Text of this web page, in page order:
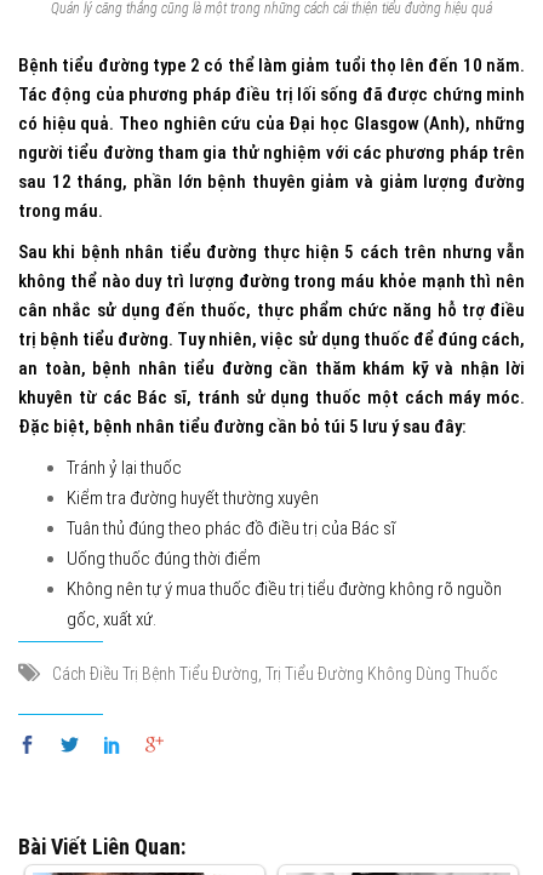
Quản lý căng thẳng cũng là một trong những cách cải thiện tiểu đường hiệu quả
Bệnh tiểu đường type 2 có thể làm giảm tuổi thọ lên đến 10 năm.
Tác động của phương pháp điều trị lối sống đã được chứng minh
có hiệu quả. Theo nghiên cứu của Đại học Glasgow (Anh), những
người tiểu đường tham gia thử nghiệm với các phương pháp trên
sau 12 tháng, phần lớn bệnh thuyên giảm và giảm lượng đường
trong máu.
Sau khi bệnh nhân tiểu đường thực hiện 5 cách trên nhưng vẫn
không thể nào duy trì lượng đường trong máu khỏe mạnh thì nên
cân nhắc sử dụng đến thuốc, thực phẩm chức năng hỗ trợ điều
trị bệnh tiểu đường. Tuy nhiên, việc sử dụng thuốc để đúng cách,
an toàn, bệnh nhân tiểu đường cần thăm khám kỹ và nhận lời
khuyên từ các Bác sĩ, tránh sử dụng thuốc một cách máy móc.
Đặc biệt, bệnh nhân tiểu đường cần bỏ túi 5 lưu ý sau đây:
Tránh ỷ lại thuốc
Kiểm tra đường huyết thường xuyên
Tuân thủ đúng theo phác đồ điều trị của Bác sĩ
Uống thuốc đúng thời điểm
Không nên tự ý mua thuốc điều trị tiểu đường không rõ nguồn
gốc, xuất xứ.
Cách Điều Trị Bệnh Tiểu Đường, Trị Tiểu Đường Không Dùng Thuốc
Bài Viết Liên Quan: